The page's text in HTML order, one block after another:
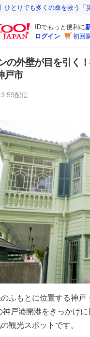
ひとりでも多くの命を救う「
IDでもっと便利に
ログイン
初回
の外壁が目を引く
戸市
配信
ふもとに位置する神戸
神戸港開港をきっかけ
観光スポットです。